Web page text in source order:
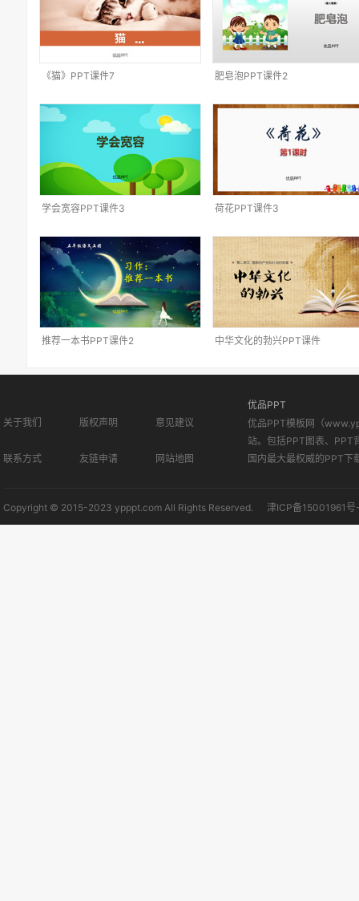
《猫》PPT课件7 肥皂泡PPT课件2
学会宽容PPT课件3 荷花PPT课件3
推荐一本书PPT课件2 中华文化的勃兴PPT课件
关于我们 版权声明 意见建议
联系方式 友链申请 网站地图
优品PPT
优品PPT模板网（
站。包括PPT图表、PPT
国内最大最权威的PPT下
Copyright © 2015-2023 ypppt.com All Rights Reserved. 津ICP备15001961号